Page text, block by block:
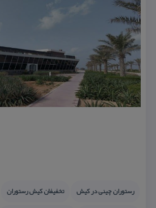
رستوران چینی در كیش
تخفیفان كیش رستوران